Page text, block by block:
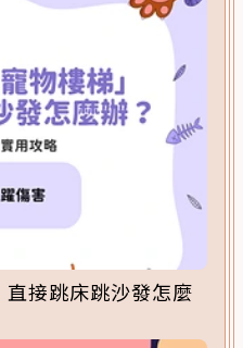
接跳床跳沙發怎麼